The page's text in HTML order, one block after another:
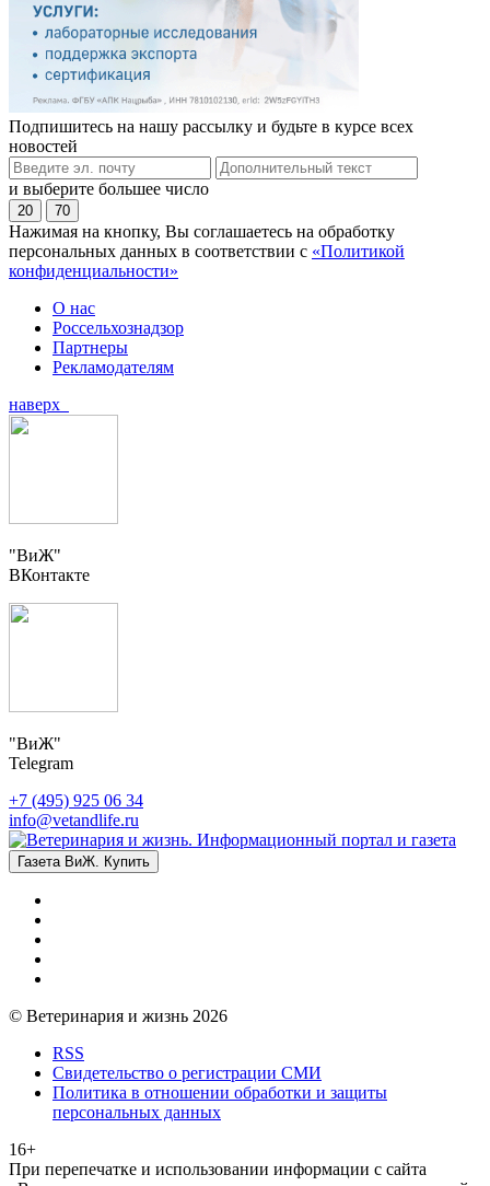
Подпишитесь на нашу рассылку и будьте в курсе всех
новостей
и выберите большее число
20 70
Нажимая на кнопку, Вы соглашаетесь на обработку
персональных данных в соответствии с «Политикой
конфиденциальности»
О нас
Россельхознадзор
Партнеры
Рекламодателям
наверх
"ВиЖ"
ВКонтакте
"ВиЖ"
Telegram
+7 (495) 925 06 34
info@vetandlife.ru
Газета ВиЖ. Купить
© Ветеринария и жизнь 2026
RSS
Свидетельство о регистрации СМИ
Политика в отношении обработки и защиты
персональных данных
16+
При перепечатке и использовании информации с сайта